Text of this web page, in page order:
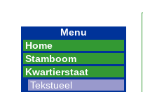
Menu
Home
Stamboom
Kwartierstaat
Tekstueel